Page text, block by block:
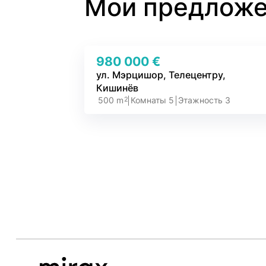
Мои
980 000 €
ул. Мэрцишор, Телецентру,
Кишинёв
500 m 2 Комнаты 5 Этажность 3